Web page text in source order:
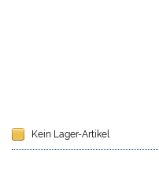
Kein Lager-Artikel